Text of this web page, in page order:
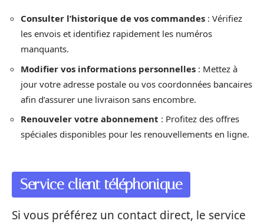
Consulter l’historique de vos commandes : Vérifiez
les envois et identifiez rapidement les numéros
manquants.
Modifier vos informations personnelles : Mettez à
jour votre adresse postale ou vos coordonnées bancaires
afin d’assurer une livraison sans encombre.
Renouveler votre abonnement : Profitez des offres
spéciales disponibles pour les renouvellements en ligne.
Service client téléphonique
Si vous préférez un contact direct, le service